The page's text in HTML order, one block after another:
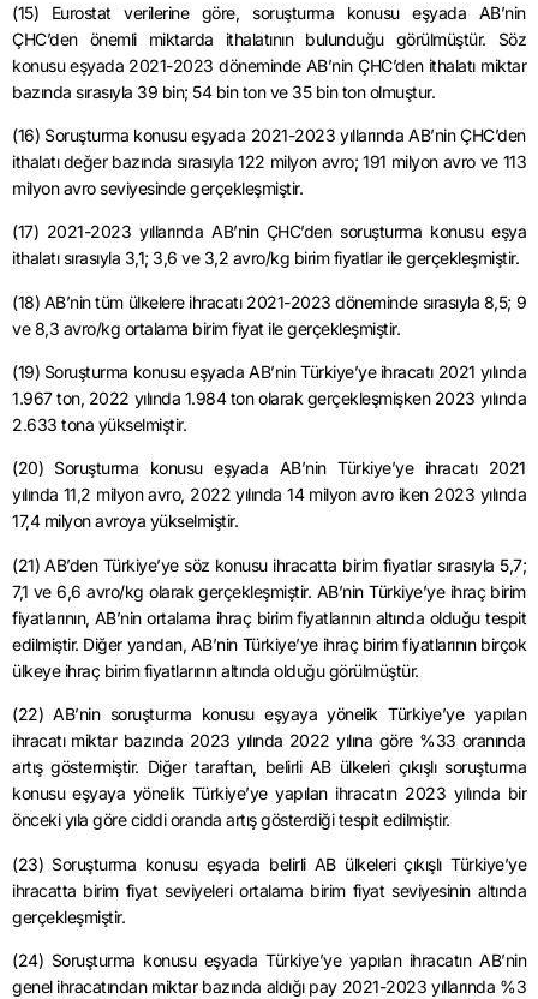
(15) Eurostat verilerine göre, soruşturma konusu eşyada AB’nin
ÇHC’den önemli miktarda ithalatının bulunduğu görülmüştür. Söz
konusu eşyada 2021-2023 döneminde AB’nin ÇHC’den ithalatı miktar
bazında sırasıyla 39 bin; 54 bin ton ve 35 bin ton olmuştur.
(16) Soruşturma konusu eşyada 2021-2023 yıllarında AB’nin ÇHC’den
ithalatı değer bazında sırasıyla 122 milyon avro; 191 milyon avro ve 113
milyon avro seviyesinde gerçekleşmiştir.
(17) 2021-2023 yıllarında AB’nin ÇHC’den soruşturma konusu eşya
ithalatı sırasıyla 3,1; 3,6 ve 3,2 avro/kg birim fiyatlar ile gerçekleşmiştir.
(18) AB’nin tüm ülkelere ihracatı 2021-2023 döneminde sırasıyla 8,5; 9
ve 8,3 avro/kg ortalama birim fiyat ile gerçekleşmiştir.
(19) Soruşturma konusu eşyada AB’nin Türkiye’ye ihracatı 2021 yılında
1.967 ton, 2022 yılında 1.984 ton olarak gerçekleşmişken 2023 yılında
2.633 tona yükselmiştir.
(20) Soruşturma konusu eşyada AB’nin Türkiye’ye ihracatı 2021
yılında 11,2 milyon avro, 2022 yılında 14 milyon avro iken 2023 yılında
17,4 milyon avroya yükselmiştir.
(21) AB’den Türkiye’ye söz konusu ihracatta birim fiyatlar sırasıyla 5,7;
7,1 ve 6,6 avro/kg olarak gerçekleşmiştir. AB’nin Türkiye’ye ihraç birim
fiyatlarının, AB’nin ortalama ihraç birim fiyatlarının altında olduğu tespit
edilmiştir. Diğer yandan, AB’nin Türkiye’ye ihraç birim fiyatlarının birçok
ülkeye ihraç birim fiyatlarının altında olduğu görülmüştür.
(22) AB’nin soruşturma konusu eşyaya yönelik Türkiye’ye yapılan
ihracatı miktar bazında 2023 yılında 2022 yılına göre %33 oranında
artış göstermiştir. Diğer taraftan, belirli AB ülkeleri çıkışlı soruşturma
konusu eşyaya yönelik Türkiye’ye yapılan ihracatın 2023 yılında bir
önceki yıla göre ciddi oranda artış gösterdiği tespit edilmiştir.
(23) Soruşturma konusu eşyada belirli AB ülkeleri çıkışlı Türkiye’ye
ihracatta birim fiyat seviyeleri ortalama birim fiyat seviyesinin altında
gerçekleşmiştir.
(24) Soruşturma konusu eşyada Türkiye’ye yapılan ihracatın AB’nin
genel ihracatından miktar bazında aldığı pay 2021-2023 yıllarında %3